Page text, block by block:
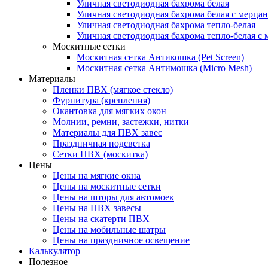
Уличная светодиодная бахрома белая
Уличная светодиодная бахрома белая с
Уличная светодиодная бахрома тепло-белая
Уличная светодиодная бахрома тепло-белая с
Москитные сетки
Москитная сетка Антикошка (Pet Screen)
Москитная сетка Антимошка (Micro Mesh)
Материалы
Пленки ПВХ (мягкое стекло)
Фурнитура (крепления)
Окантовка для мягких окон
Молнии, ремни, застежки, нитки
Материалы для ПВХ завес
Праздничная подсветка
Сетки ПВХ (москитка)
Цены
Цены на мягкие окна
Цены на москитные сетки
Цены на шторы для автомоек
Цены на ПВХ завесы
Цены на скатерти ПВХ
Цены на мобильные шатры
Цены на праздничное освещение
Калькулятор
Полезное